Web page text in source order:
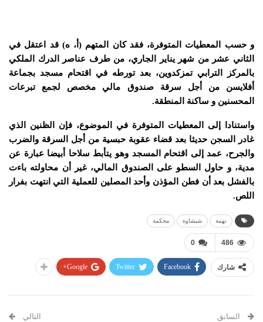
و حسب المعطيات المتوفرة، فقد كان المتهم (أ، ه) قد اعتقل في
الثاني عشر من شهر يناير الجاري، من طرف عناصر الدرك الملكي
بالمركز الترابي تمزكدوين، بعد تورطه في اقتحام مسجد بجماعة
أفلايسن من أجل سرقة صندوق مالي مخصص لجمع تبرعات
المحسنين و ساكنة المنطقة.
واستنادا إلى المعطيات المتوفرة في الموضوع، فإن الظنين الذي
غادر السجن حديثا بعد قضاء عقوبة حبسية من أجل السرقة والضرب
والجرح، عمد إلى اقتحام المسجد وهو يتأبط سلاحا أبيضا عبارة عن
مدية، و حاول السطو على الصندوق المالي، غير أن محاولته باءت
بالفشل بعد أن فطن المؤذن وأحد المصلين للعملية التي انتهت بفرار
اللص.
تهمة شيشاوة محكمة
0 486
شارك Facebook
Twitter
Google+
السابق التالي